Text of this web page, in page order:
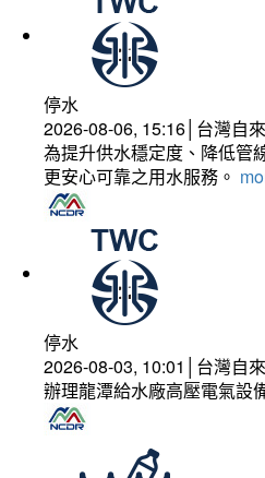
停水
2026-08-06, 15:16│台灣自
為提升供水穩定度、降低管
更安心可靠之用水服務。
停水
2026-08-03, 10:01│台灣自
辦理龍潭給水廠高壓電氣設